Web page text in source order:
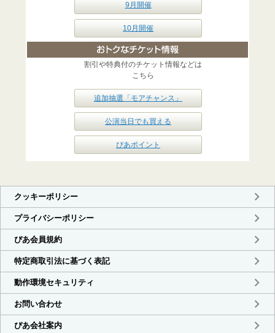
9月開催
10月開催
割引や特典付のチケット情報などは
こちら
追加抽選「モアチャンス」
公演当日でも買える
ぴあポイント